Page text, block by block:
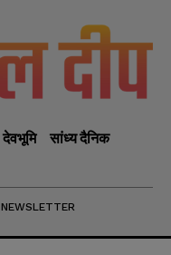
देवभूमि
सांध्य दैनिक
NEWSLETTER